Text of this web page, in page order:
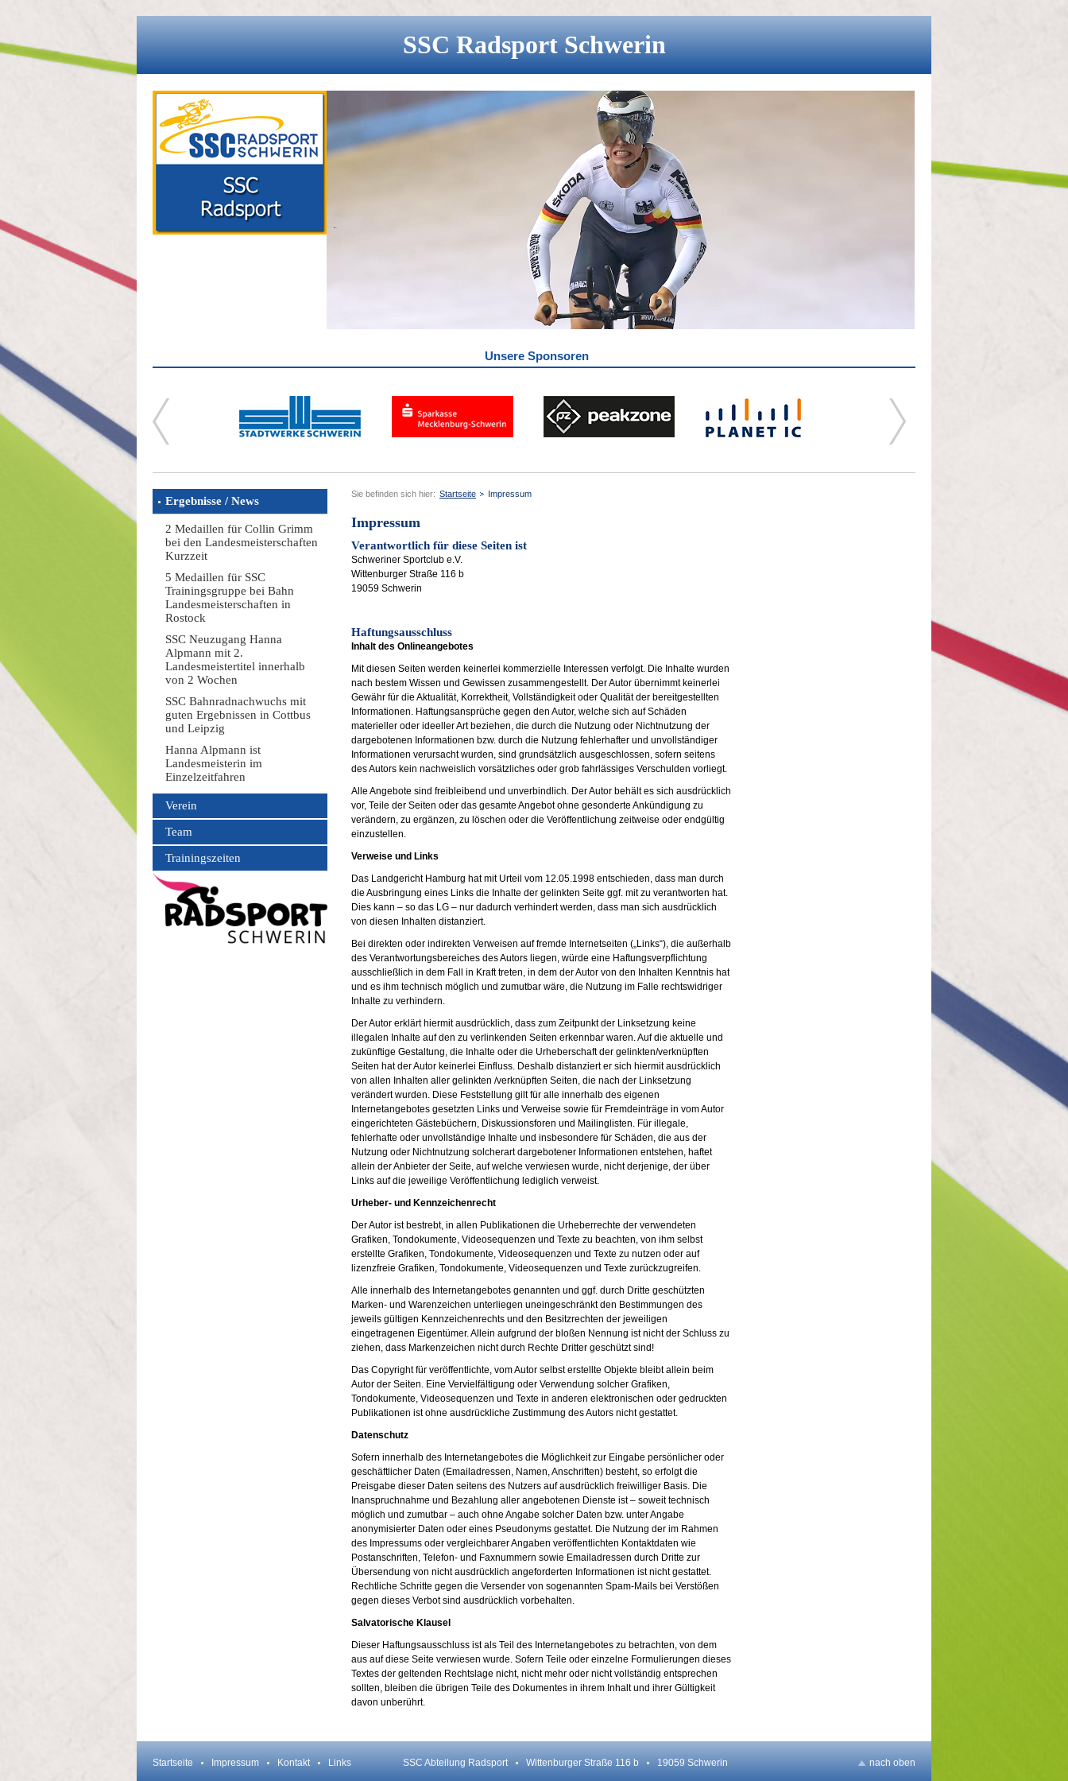
SSC Radsport Schwerin
Unsere Sponsoren
Ergebnisse / News
2 Medaillen für Collin Grimm
bei den Landesmeisterschaften
Kurzzeit
5 Medaillen für SSC
Trainingsgruppe bei Bahn
Landesmeisterschaften in
Rostock
SSC Neuzugang Hanna
Alpmann mit 2.
Landesmeistertitel innerhalb
von 2 Wochen
SSC Bahnradnachwuchs mit
guten Ergebnissen in Cottbus
und Leipzig
Hanna Alpmann ist
Landesmeisterin im
Einzelzeitfahren
Verein
Team
Trainingszeiten
Sie befinden sich hier: Startseite Impressum
Impressum
Verantwortlich für diese Seiten ist
Schweriner Sportclub e.V.
Wittenburger Straße 116 b
19059 Schwerin
Haftungsausschluss
Inhalt des Onlineangebotes
Mit diesen Seiten werden keinerlei kommerzielle Interessen verfolgt. Die Inhalte wurden
nach bestem Wissen und Gewissen zusammengestellt. Der Autor übernimmt keinerlei
Gewähr für die Aktualität, Korrektheit, Vollständigkeit oder Qualität der bereitgestellten
Informationen. Haftungsansprüche gegen den Autor, welche sich auf Schäden
materieller oder ideeller Art beziehen, die durch die Nutzung oder Nichtnutzung der
dargebotenen Informationen bzw. durch die Nutzung fehlerhafter und unvollständiger
Informationen verursacht wurden, sind grundsätzlich ausgeschlossen, sofern seitens
des Autors kein nachweislich vorsätzliches oder grob fahrlässiges Verschulden vorliegt.
Alle Angebote sind freibleibend und unverbindlich. Der Autor behält es sich ausdrücklich
vor, Teile der Seiten oder das gesamte Angebot ohne gesonderte Ankündigung zu
verändern, zu ergänzen, zu löschen oder die Veröffentlichung zeitweise oder endgültig
einzustellen.
Verweise und Links
Das Landgericht Hamburg hat mit Urteil vom 12.05.1998 entschieden, dass man durch
die Ausbringung eines Links die Inhalte der gelinkten Seite ggf. mit zu verantworten hat.
Dies kann – so das LG – nur dadurch verhindert werden, dass man sich ausdrücklich
von diesen Inhalten distanziert.
Bei direkten oder indirekten Verweisen auf fremde Internetseiten („Links“), die außerhalb
des Verantwortungsbereiches des Autors liegen, würde eine Haftungsverpflichtung
ausschließlich in dem Fall in Kraft treten, in dem der Autor von den Inhalten Kenntnis hat
und es ihm technisch möglich und zumutbar wäre, die Nutzung im Falle rechtswidriger
Inhalte zu verhindern.
Der Autor erklärt hiermit ausdrücklich, dass zum Zeitpunkt der Linksetzung keine
illegalen Inhalte auf den zu verlinkenden Seiten erkennbar waren. Auf die aktuelle und
zukünftige Gestaltung, die Inhalte oder die Urheberschaft der gelinkten/verknüpften
Seiten hat der Autor keinerlei Einfluss. Deshalb distanziert er sich hiermit ausdrücklich
von allen Inhalten aller gelinkten /verknüpften Seiten, die nach der Linksetzung
verändert wurden. Diese Feststellung gilt für alle innerhalb des eigenen
Internetangebotes gesetzten Links und Verweise sowie für Fremdeinträge in vom Autor
eingerichteten Gästebüchern, Diskussionsforen und Mailinglisten. Für illegale,
fehlerhafte oder unvollständige Inhalte und insbesondere für Schäden, die aus der
Nutzung oder Nichtnutzung solcherart dargebotener Informationen entstehen, haftet
allein der Anbieter der Seite, auf welche verwiesen wurde, nicht derjenige, der über
Links auf die jeweilige Veröffentlichung lediglich verweist.
Urheber- und Kennzeichenrecht
Der Autor ist bestrebt, in allen Publikationen die Urheberrechte der verwendeten
Grafiken, Tondokumente, Videosequenzen und Texte zu beachten, von ihm selbst
erstellte Grafiken, Tondokumente, Videosequenzen und Texte zu nutzen oder auf
lizenzfreie Grafiken, Tondokumente, Videosequenzen und Texte zurückzugreifen.
Alle innerhalb des Internetangebotes genannten und ggf. durch Dritte geschützten
Marken- und Warenzeichen unterliegen uneingeschränkt den Bestimmungen des
jeweils gültigen Kennzeichenrechts und den Besitzrechten der jeweiligen
eingetragenen Eigentümer. Allein aufgrund der bloßen Nennung ist nicht der Schluss zu
ziehen, dass Markenzeichen nicht durch Rechte Dritter geschützt sind!
Das Copyright für veröffentlichte, vom Autor selbst erstellte Objekte bleibt allein beim
Autor der Seiten. Eine Vervielfältigung oder Verwendung solcher Grafiken,
Tondokumente, Videosequenzen und Texte in anderen elektronischen oder gedruckten
Publikationen ist ohne ausdrückliche Zustimmung des Autors nicht gestattet.
Datenschutz
Sofern innerhalb des Internetangebotes die Möglichkeit zur Eingabe persönlicher oder
geschäftlicher Daten (Emailadressen, Namen, Anschriften) besteht, so erfolgt die
Preisgabe dieser Daten seitens des Nutzers auf ausdrücklich freiwilliger Basis. Die
Inanspruchnahme und Bezahlung aller angebotenen Dienste ist – soweit technisch
möglich und zumutbar – auch ohne Angabe solcher Daten bzw. unter Angabe
anonymisierter Daten oder eines Pseudonyms gestattet. Die Nutzung der im Rahmen
des Impressums oder vergleichbarer Angaben veröffentlichten Kontaktdaten wie
Postanschriften, Telefon- und Faxnummern sowie Emailadressen durch Dritte zur
Übersendung von nicht ausdrücklich angeforderten Informationen ist nicht gestattet.
Rechtliche Schritte gegen die Versender von sogenannten Spam-Mails bei Verstößen
gegen dieses Verbot sind ausdrücklich vorbehalten.
Salvatorische Klausel
Dieser Haftungsausschluss ist als Teil des Internetangebotes zu betrachten, von dem
aus auf diese Seite verwiesen wurde. Sofern Teile oder einzelne Formulierungen dieses
Textes der geltenden Rechtslage nicht, nicht mehr oder nicht vollständig entsprechen
sollten, bleiben die übrigen Teile des Dokumentes in ihrem Inhalt und ihrer Gültigkeit
davon unberührt.
Startseite Impressum Kontakt Links SSC Abteilung Radsport Wittenburger Straße 116 b 19059 Schwerin nach oben